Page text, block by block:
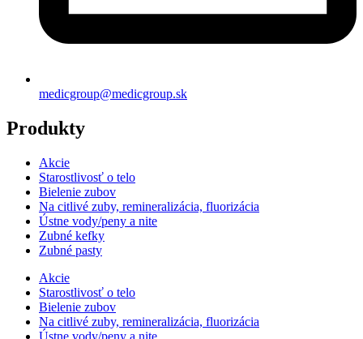
medicgroup@medicgroup.sk
Produkty
Akcie
Starostlivosť o telo
Bielenie zubov
Na citlivé zuby, remineralizácia, fluorizácia
Ústne vody/peny a nite
Zubné kefky
Zubné pasty
Akcie
Starostlivosť o telo
Bielenie zubov
Na citlivé zuby, remineralizácia, fluorizácia
Ústne vody/peny a nite